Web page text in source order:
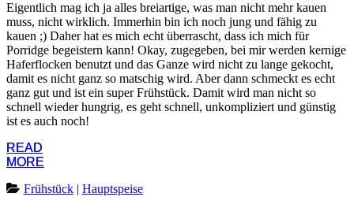
Eigentlich mag ich ja alles breiartige, was man nicht mehr kauen
muss, nicht wirklich. Immerhin bin ich noch jung und fähig zu
kauen ;) Daher hat es mich echt überrascht, dass ich mich für
Porridge begeistern kann! Okay, zugegeben, bei mir werden kernige
Haferflocken benutzt und das Ganze wird nicht zu lange gekocht,
damit es nicht ganz so matschig wird. Aber dann schmeckt es echt
ganz gut und ist ein super Frühstück. Damit wird man nicht so
schnell wieder hungrig, es geht schnell, unkompliziert und günstig
ist es auch noch!
READ
MORE
READ
MORE
Frühstück| Hauptspeise